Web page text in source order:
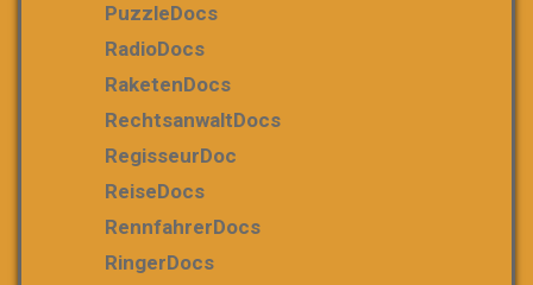
PuzzleDocs
RadioDocs
RaketenDocs
RechtsanwaltDocs
RegisseurDoc
ReiseDocs
RennfahrerDocs
RingerDocs